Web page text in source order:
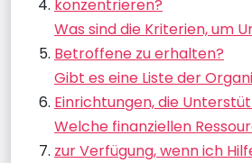
konzentrieren?
Was sind die Kriterien, um
Betroffene zu erhalten?
Gibt es eine Liste der
Einrichtungen, die
Welche finanziellen
zur Verfügung, wenn ich